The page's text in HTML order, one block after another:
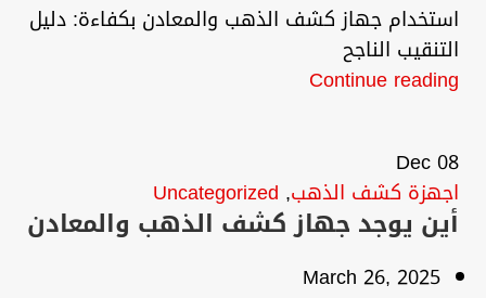
استخدام جهاز كشف الذهب والمعادن بكفاءة: دليل
التنقيب الناجح
Continue reading
08
Dec
اجهزة كشف الذهب,
Uncategorized
أين يوجد جهاز كشف الذهب والمعادن
March 26, 2025